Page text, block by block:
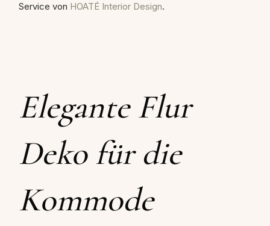
Service von HOATÉ Interior Design.
Elegante Flur
Deko für die
Kommode